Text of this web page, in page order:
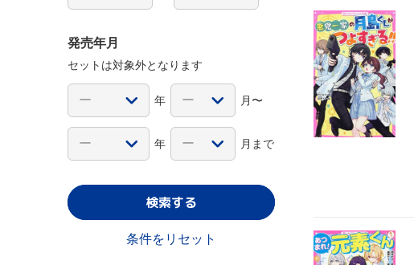
発売年月
セットは対象外となります
年 月〜
年 月まで
検索する
条件をリセット